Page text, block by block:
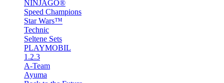
NINJAGO®
Speed Champions
Star Wars™
Technic
Seltene Sets
PLAYMOBIL
1.2.3
A-Team
Ayuma